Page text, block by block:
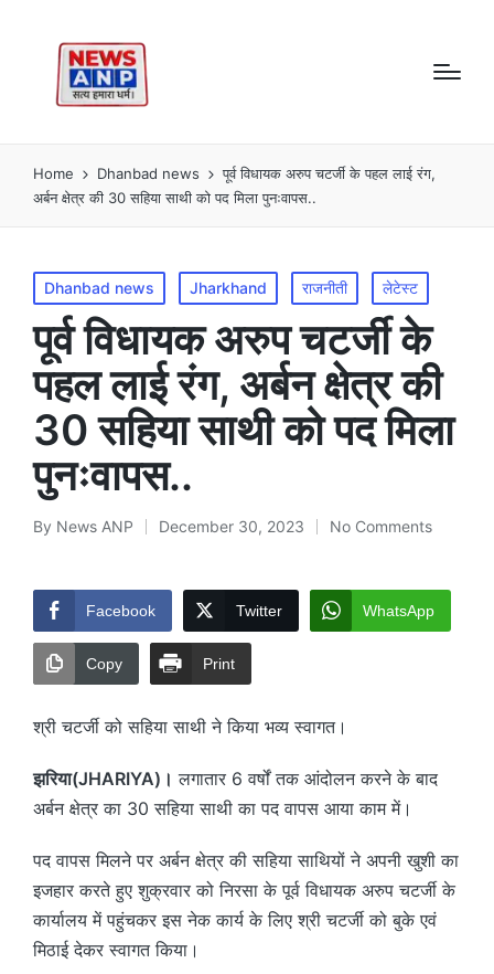
Home Dhanbad news
पूर्व विधायक अरुप चटर्जी के पहल लाई रंग,
अर्बन क्षेत्र की 30 सहिया साथी को पद मिला पुनःवापस..
Posted
in
Dhanbad news Jharkhand राजनीती लेटेस्ट
पूर्व विधायक अरुप चटर्जी के
पहल लाई रंग, अर्बन क्षेत्र की
30 सहिया साथी को पद मिला
पुनःवापस..
Posted
By News ANP December 30, 2023 No Comments
Facebook Twitter WhatsApp
Copy Print
श्री चटर्जी को सहिया साथी ने किया भव्य स्वागत।
झरिया(JHARIYA)। लगातार 6 वर्षों तक आंदोलन करने के बाद
अर्बन क्षेत्र का 30 सहिया साथी का पद वापस आया काम में।
पद वापस मिलने पर अर्बन क्षेत्र की सहिया साथियों ने अपनी खुशी का
इजहार करते हुए शुक्रवार को निरसा के पूर्व विधायक अरुप चटर्जी के
कार्यालय में पहुंचकर इस नेक कार्य के लिए श्री चटर्जी को बुके एवं
मिठाई देकर स्वागत किया।